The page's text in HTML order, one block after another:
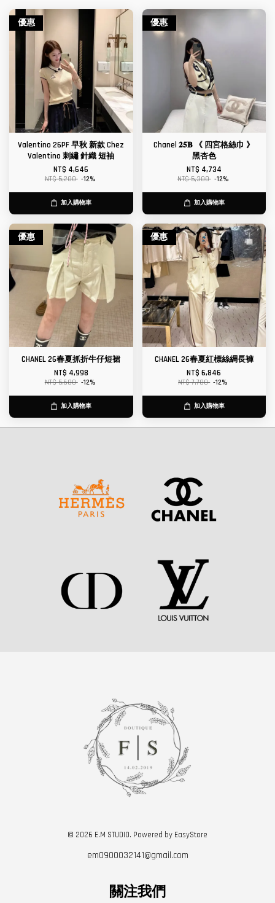
優惠
Valentino 26PF 早秋 新款 Chez
Valentino 刺繡 針織 短袖
NT$ 4,646
NT$ 5,280 -12%
加入購物車
優惠
Chanel 𝟐𝟓𝐁 《 四宮格絲巾 》
黑杏色
NT$ 4,734
NT$ 5,380 -12%
加入購物車
優惠
CHANEL 26春夏抓折牛仔短裙
NT$ 4,998
NT$ 5,680 -12%
加入購物車
優惠
CHANEL 26春夏紅標絲綢長褲
NT$ 6,846
NT$ 7,780 -12%
加入購物車
© 2026 E.M STUDIO. Powered by EasyStore
em0900032141@gmail.com
關注我們